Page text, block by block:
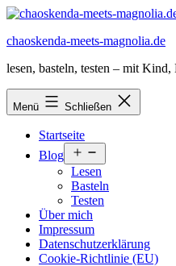
Zum
springen
chaoskenda-meets-magnolia.de
lesen, basteln, testen – mit
Menü Schließen
Startseite
Blog
öffnen
Lesen
Basteln
Testen
Über mich
Impressum
Datenschutzerklärung
Cookie-Richtlinie (EU)